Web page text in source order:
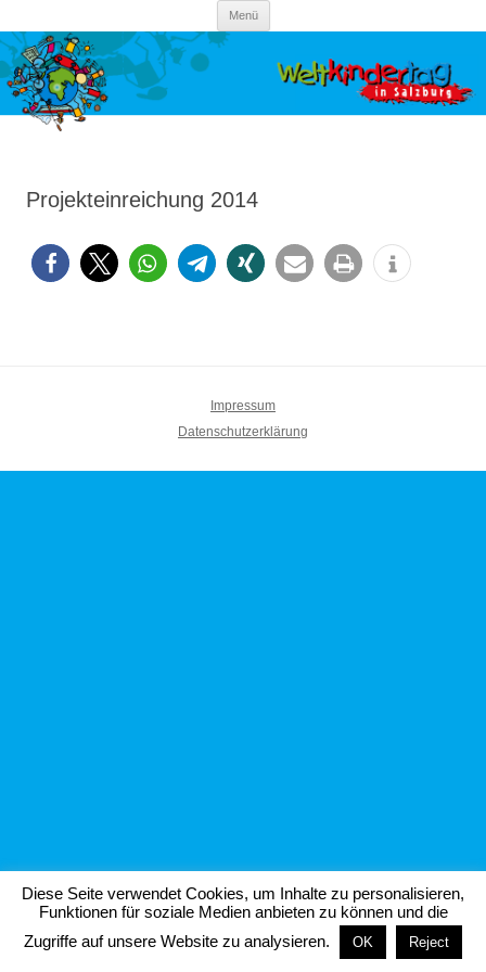
Kinderrechte Salzburg
Menü
Projekteinreichung 2014
Impressum
Datenschutzerklärung
Diese Seite verwendet Cookies, um Inhalte zu personalisieren,
Funktionen für soziale Medien anbieten zu können und die
Zugriffe auf unsere Website zu analysieren.
OK Reject